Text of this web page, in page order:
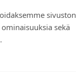
sivuston
sekä